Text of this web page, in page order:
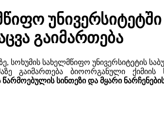
გაიმართება
სოხუმის სახელმწიფო უნივერსიტეტის
გაიმართება ბიოორგანული
სინთეზი და მყარი